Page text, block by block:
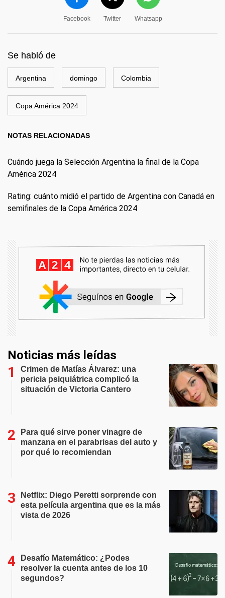
Facebook Twitter Whatsapp
Se habló de
Argentina domingo Colombia
Copa América 2024
NOTAS RELACIONADAS
Cuándo juega la Selección Argentina la final de la Copa
América 2024
Rating: cuánto midió el partido de Argentina con Canadá en
semifinales de la Copa América 2024
Noticias más leídas
Crimen de Matías Álvarez: una
pericia psiquiátrica complicó la
situación de Victoria Cantero
Para qué sirve poner vinagre de
manzana en el parabrisas del auto y
por qué lo recomiendan
Netflix: Diego Peretti sorprende con
esta película argentina que es la más
vista de 2026
Desafío Matemático: ¿Podes
resolver la cuenta antes de los 10
segundos?